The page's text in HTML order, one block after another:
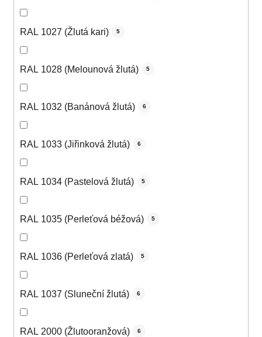
RAL 1027 (Žlutá kari) 5
RAL 1028 (Melounová žlutá) 5
RAL 1032 (Banánová žlutá) 6
RAL 1033 (Jiřinková žlutá) 6
RAL 1034 (Pastelová žlutá) 5
RAL 1035 (Perleťová béžová) 5
RAL 1036 (Perleťová zlatá) 5
RAL 1037 (Sluneční žlutá) 6
RAL 2000 (Žlutooranžová) 6